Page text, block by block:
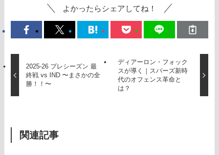
よかったらシェアしてね！
2025-26 プレシーズン 最
終戦 vs IND 〜まさかの全
勝！！〜
ディアーロン・フォック
スが導く｜スパーズ新時
代のオフェンス革命と
は？
関連記事